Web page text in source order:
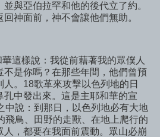
與亞伯拉罕和他的後代立了約。
神面前，神不會讓他們無助。
華這樣說：我從前藉著我的眾僕人
不是你嗎？在那些年間，他們曾預
。18歌革來攻擊以色列地的日
中發出來。這是主耶和華的宣
中說：到那日，以色列地必有大地
飛鳥、田野的走獸、在地上爬行的
，都要在我面前震動。眾山必崩